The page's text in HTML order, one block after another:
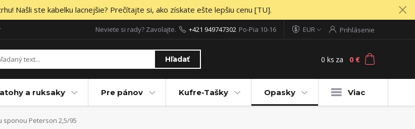
Našli ste kabelku lacnejšie? Prečítajte si, ako získate ešte lepšiu cenu [TU].
EUR Prihlásenie
Hľadať
Neviete si rady? Zavolajte. +421 949747302 Po-Pia 10-16
0 ks za 0 €
a ruksaky Pre pánov Kufre-Tašky Opasky Viac
Peterson 2,5/95